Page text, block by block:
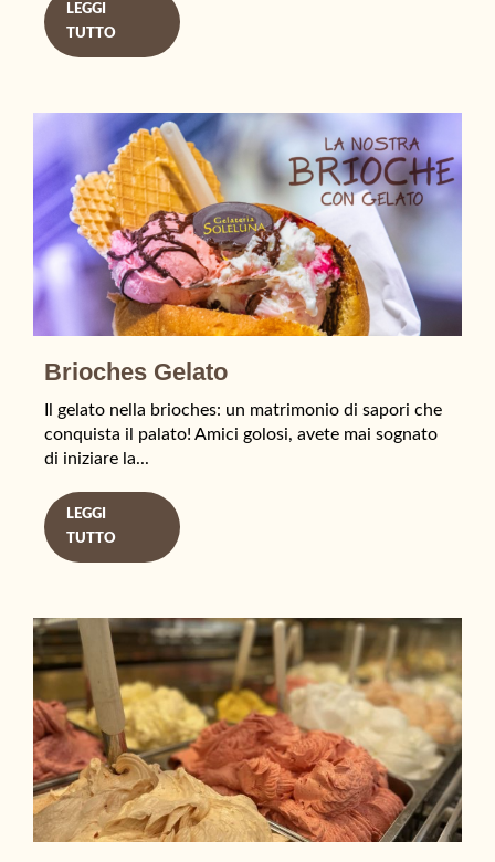
LEGGI
TUTTO
Brioches Gelato
Il gelato nella brioches: un matrimonio di sapori che
conquista il palato! Amici golosi, avete mai sognato
di iniziare la...
LEGGI
TUTTO